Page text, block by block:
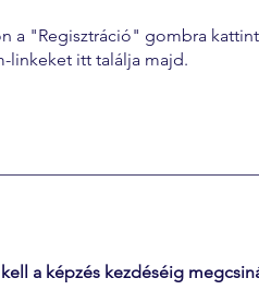
a "Regisztráció" gombra
linkeket itt találja majd.
a képzés kezdéséig